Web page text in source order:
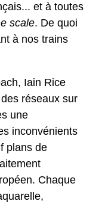
et à toutes
scale. De quoi
à nos trains
Iain Rice
réseaux sur
une
inconvénients
plans de
Chaque